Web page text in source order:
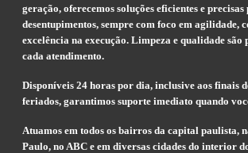
geração, oferecemos soluções eficientes e precisas
desentupimentos, sempre com foco em agilidade,
excelência na execução. Limpeza e qualidade são
cada atendimento.
Disponíveis 24 horas por dia, inclusive aos finais
feriados, garantimos suporte imediato quando
Atuamos em todos os bairros da capital paulista,
Paulo, no ABC e em diversas cidades do interior